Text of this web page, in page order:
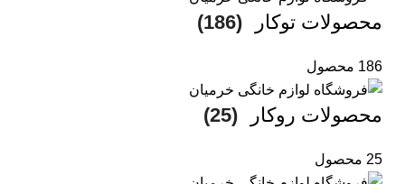
محصولات توکار (186)
186 محصول
محصولات روکار (25)
25 محصول